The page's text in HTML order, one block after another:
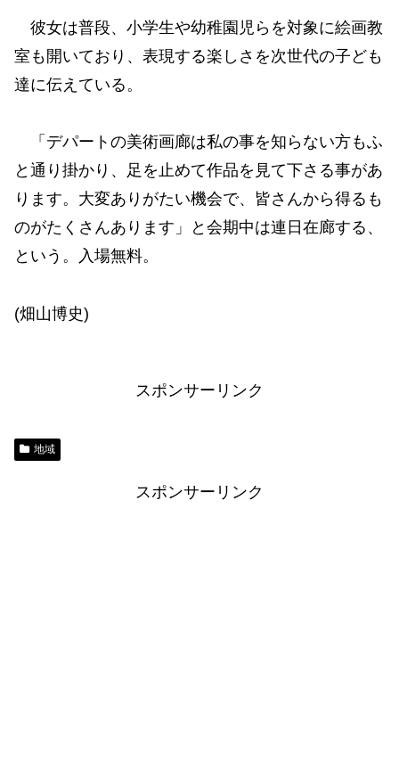
彼女は普段、小学生や幼稚園児らを対象に絵画教
室も開いており、表現する楽しさを次世代の子ども
達に伝えている。
「デパートの美術画廊は私の事を知らない方もふ
と通り掛かり、足を止めて作品を見て下さる事があ
ります。大変ありがたい機会で、皆さんから得るも
のがたくさんあります」と会期中は連日在廊する、
という。入場無料。
(畑山博史)
スポンサーリンク
地域
スポンサーリンク